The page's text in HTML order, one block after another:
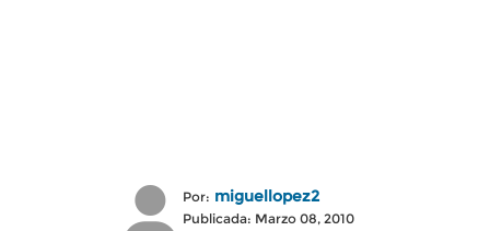
Por: miguellopez2
Publicada: Marzo 08, 2010